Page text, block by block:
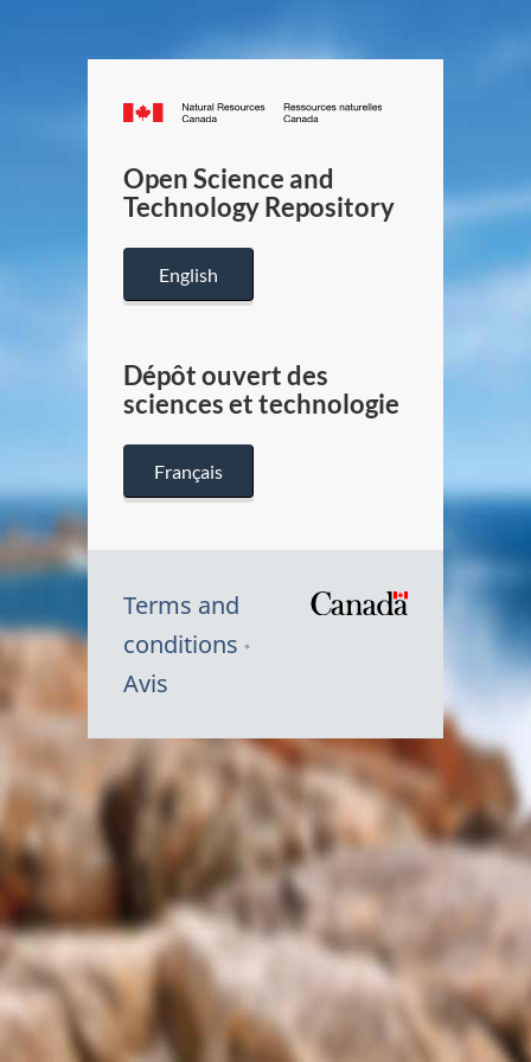
Canada.ca
/
Canada
Open Science and
Technology Repository
English
Dépôt ouvert des
sciences et technologie
Français
Terms and
conditions
Avis
Symbole
du
Canada